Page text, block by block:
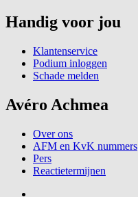
Handig voor jou
Klantenservice
Podium inloggen
Schade melden
Avéro Achmea
Over ons
AFM en KvK nummers
Pers
Reactietermijnen